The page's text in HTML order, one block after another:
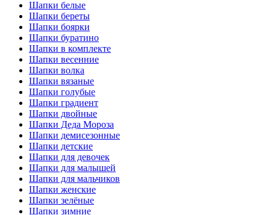
Шапки белые
Шапки береты
Шапки боярки
Шапки буратино
Шапки в комплекте
Шапки весенние
Шапки волка
Шапки вязаные
Шапки голубые
Шапки градиент
Шапки двойные
Шапки Деда Мороза
Шапки демисезонные
Шапки детские
Шапки для девочек
Шапки для малышей
Шапки для мальчиков
Шапки женские
Шапки зелёные
Шапки зимние